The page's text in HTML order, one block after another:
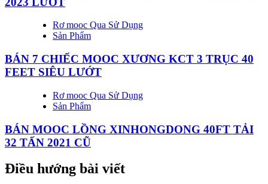
Rơ mooc Qua Sử Dụng
Sản Phẩm
BÁN 7 CHIẾC MOOC XƯƠNG KCT 3 TRỤC 40
FEET SIÊU LƯỚT
Rơ mooc Qua Sử Dụng
Sản Phẩm
BÁN MOOC LỒNG XINHONGDONG 40FT TẢI
32 TẤN 2021 CŨ
Điều hướng bài viết